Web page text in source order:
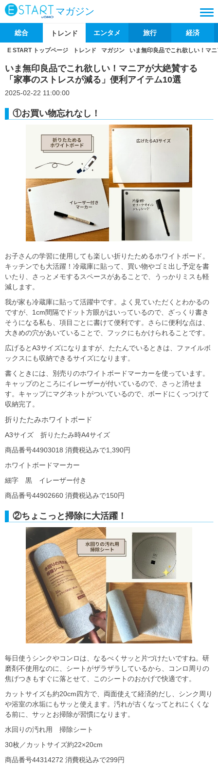
マガジン
総合 トレンド エンタメ 旅行 経済
E START トップページ トレンド マガジン いま無印良品でこれ欲しい！マ
いま無印良品でこれ欲しい！マニアが大絶賛する
「家事のストレスが減る」便利アイテム10選
2025-02-22 11:00:00
①お買い物忘れなし！
お子さんの学習に使用しても楽しい折りたためるホワイトボード。
キッチンでも大活躍！冷蔵庫に貼って、買い物やゴミ出し予定を書
いたり、さっとメモするスペースがあることで、うっかりミスも軽
減します。
我が家も冷蔵庫に貼って活躍中です。よく見ていただくとわかるの
ですが、1cm間隔でドット方眼がはいっているので、ざっくり書き
そうになる私も、項目ごとに書けて便利です。さらに便利な点は、
大きめの穴があいていることで、フックにもかけられることです。
広げるとA3サイズになりますが、たたんでいるときは、ファイルボ
ックスにも収納できるサイズになります。
書くときには、別売りのホワイトボードマーカーを使っています。
キャップのところにイレーザーが付いているので、さっと消せま
す。キャップにマグネットがついているので、ボードにくっつけて
収納完了。
折りたたみホワイトボード
A3サイズ 折りたたみ時A4サイズ
商品番号44903018 消費税込みで1,390円
ホワイトボードマーカー
細字 黒 イレーザー付き
商品番号44902660 消費税込みで150円
②ちょこっと掃除に大活躍！
毎日使うシンクやコンロは、なるべくサッと片づけたいですね。研
磨剤不使用なのに、シートがザラザラしているから、コンロ周りの
焦げつきもすぐに落とせて、このシートのおかげで快適です。
カットサイズも約20cm四方で、両面使えて経済的だし、シンク周り
や浴室の水垢にもサッと使えます。汚れが古くなってとれにくくな
る前に、サッとお掃除が習慣になります。
水回りの汚れ用 掃除シート
30枚／カットサイズ約22×20cm
商品番号44314272 消費税込みで299円